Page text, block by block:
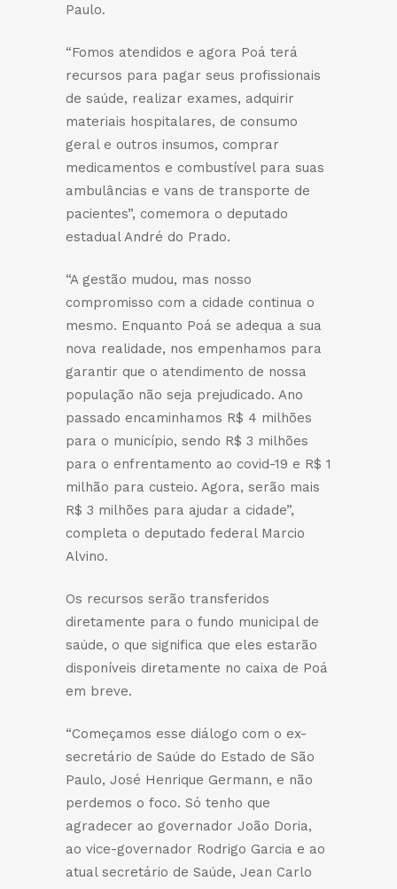
Paulo.
“Fomos atendidos e agora Poá terá
recursos para pagar seus profissionais
de saúde, realizar exames, adquirir
materiais hospitalares, de consumo
geral e outros insumos, comprar
medicamentos e combustível para suas
ambulâncias e vans de transporte de
pacientes”, comemora o deputado
estadual André do Prado.
“A gestão mudou, mas nosso
compromisso com a cidade continua o
mesmo. Enquanto Poá se adequa a sua
nova realidade, nos empenhamos para
garantir que o atendimento de nossa
população não seja prejudicado. Ano
passado encaminhamos R$ 4 milhões
para o município, sendo R$ 3 milhões
para o enfrentamento ao covid-19 e R$ 1
milhão para custeio. Agora, serão mais
R$ 3 milhões para ajudar a cidade”,
completa o deputado federal Marcio
Alvino.
Os recursos serão transferidos
diretamente para o fundo municipal de
saúde, o que significa que eles estarão
disponíveis diretamente no caixa de Poá
em breve.
“Começamos esse diálogo com o ex-
secretário de Saúde do Estado de São
Paulo, José Henrique Germann, e não
perdemos o foco. Só tenho que
agradecer ao governador João Doria,
ao vice-governador Rodrigo Garcia e ao
atual secretário de Saúde, Jean Carlo